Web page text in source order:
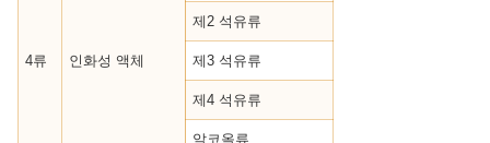
4류 인화성 액체
제2 석유류
제3 석유류
제4 석유류
알코올류